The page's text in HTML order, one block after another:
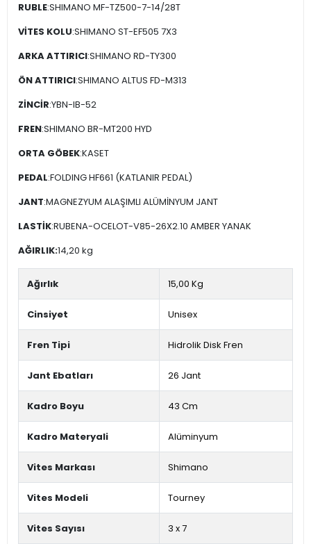
RUBLE:SHIMANO MF-TZ500-7-14/28T
VİTES KOLU:SHIMANO ST-EF505 7X3
ARKA ATTIRICI:SHIMANO RD-TY300
ÖN ATTIRICI:SHIMANO ALTUS FD-M313
ZİNCİR:YBN-IB-52
FREN:SHIMANO BR-MT200 HYD
ORTA GÖBEK:KASET
PEDAL:FOLDING HF661 (KATLANIR PEDAL)
JANT:MAGNEZYUM ALAŞIMLI ALÜMİNYUM JANT
LASTİK:RUBENA-OCELOT-V85-26X2.10 AMBER YANAK
AĞIRLIK:14,20 kg
Ağırlık 15,00 Kg
Cinsiyet Unisex
Fren Tipi Hidrolik Disk Fren
Jant Ebatları 26 Jant
Kadro Boyu 43 Cm
Kadro Materyali Alüminyum
Vites Markası Shimano
Vites Modeli Tourney
Vites Sayısı 3 x 7